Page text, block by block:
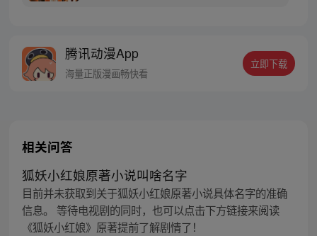
为那个最强王者吗？
腾讯动漫App
海量正版漫画畅快看
立即下载
相关问答
狐妖小红娘原著小说叫啥名字
目前并未获取到关于狐妖小红娘原著小说具体名字的准确
信息。 等待电视剧的同时，也可以点击下方链接来阅读
《狐妖小红娘》原著提前了解剧情了！